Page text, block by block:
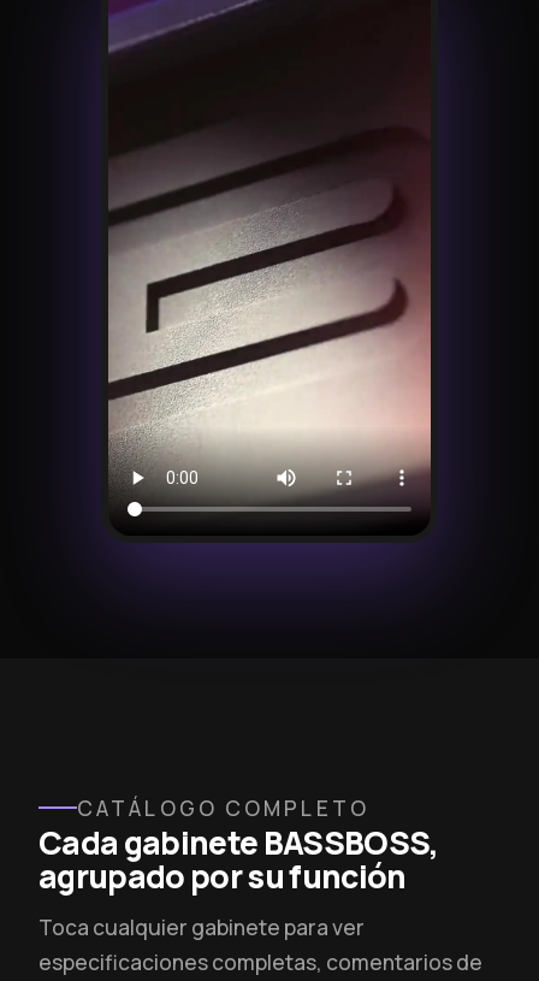
CATÁLOGO COMPLETO
Cada gabinete BASSBOSS,
agrupado por su función
Toca cualquier gabinete para ver
especificaciones completas, comentarios de